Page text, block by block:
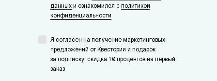
данных и ознакомился с политикой
конфиденциальности
Я согласен на получение маркетинговых
предложений от Квестории и подарок
за подписку: скидка 10 процентов на первый
заказ